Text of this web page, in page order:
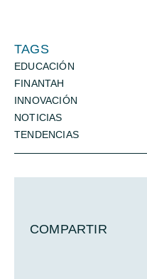
TAGS
EDUCACIÓN
FINANTAH
INNOVACIÓN
NOTICIAS
TENDENCIAS
COMPARTIR